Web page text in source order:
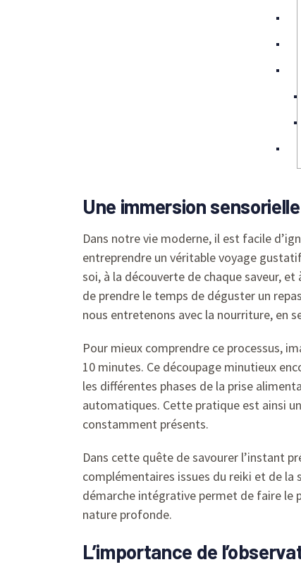
Une immersion
Dans notre vie moderne, il est facile
entreprendre un véritable voyage
soi, à la découverte de chaque saveur,
de prendre le temps de déguster un
nous entretenons avec la nourriture, en
Pour mieux comprendre ce processus,
10 minutes. Ce découpage minutieux
les différentes phases de la prise
automatiques. Cette pratique est ainsi
constamment présents.
Dans cette quête de savourer l’instant
complémentaires issues du reiki et de
démarche intégrative permet de faire le
nature profonde.
L’importance de